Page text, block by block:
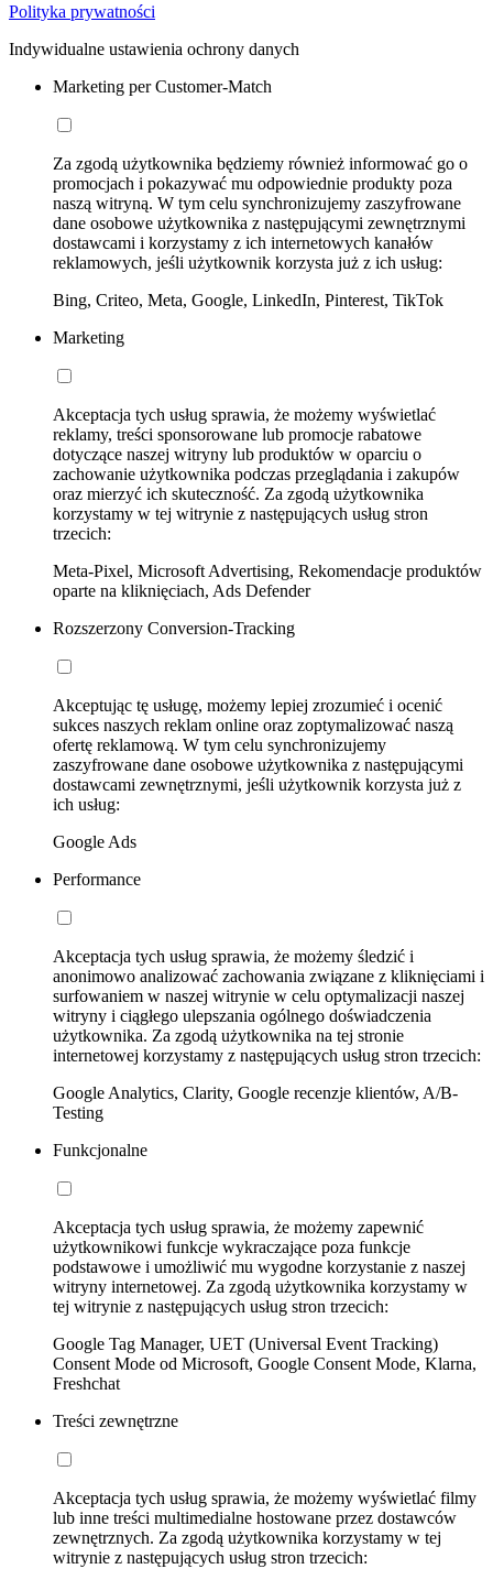
Polityka prywatności
Indywidualne ustawienia ochrony danych
Marketing per Customer-Match
Za zgodą użytkownika będziemy również informować go o
promocjach i pokazywać mu odpowiednie produkty poza
naszą witryną. W tym celu synchronizujemy zaszyfrowane
dane osobowe użytkownika z następującymi zewnętrznymi
dostawcami i korzystamy z ich internetowych kanałów
reklamowych, jeśli użytkownik korzysta już z ich usług:
Bing, Criteo, Meta, Google, LinkedIn, Pinterest, TikTok
Marketing
Akceptacja tych usług sprawia, że możemy wyświetlać
reklamy, treści sponsorowane lub promocje rabatowe
dotyczące naszej witryny lub produktów w oparciu o
zachowanie użytkownika podczas przeglądania i zakupów
oraz mierzyć ich skuteczność. Za zgodą użytkownika
korzystamy w tej witrynie z następujących usług stron
trzecich:
Meta-Pixel, Microsoft Advertising, Rekomendacje produktów
oparte na kliknięciach, Ads Defender
Rozszerzony Conversion-Tracking
Akceptując tę usługę, możemy lepiej zrozumieć i ocenić
sukces naszych reklam online oraz zoptymalizować naszą
ofertę reklamową. W tym celu synchronizujemy
zaszyfrowane dane osobowe użytkownika z następującymi
dostawcami zewnętrznymi, jeśli użytkownik korzysta już z
ich usług:
Google Ads
Performance
Akceptacja tych usług sprawia, że możemy śledzić i
anonimowo analizować zachowania związane z kliknięciami i
surfowaniem w naszej witrynie w celu optymalizacji naszej
witryny i ciągłego ulepszania ogólnego doświadczenia
użytkownika. Za zgodą użytkownika na tej stronie
internetowej korzystamy z następujących usług stron trzecich:
Google Analytics, Clarity, Google recenzje klientów, A/B-
Testing
Funkcjonalne
Akceptacja tych usług sprawia, że możemy zapewnić
użytkownikowi funkcje wykraczające poza funkcje
podstawowe i umożliwić mu wygodne korzystanie z naszej
witryny internetowej. Za zgodą użytkownika korzystamy w
tej witrynie z następujących usług stron trzecich:
Google Tag Manager, UET (Universal Event Tracking)
Consent Mode od Microsoft, Google Consent Mode, Klarna,
Freshchat
Treści zewnętrzne
Akceptacja tych usług sprawia, że możemy wyświetlać filmy
lub inne treści multimedialne hostowane przez dostawców
zewnętrznych. Za zgodą użytkownika korzystamy w tej
witrynie z następujących usług stron trzecich: